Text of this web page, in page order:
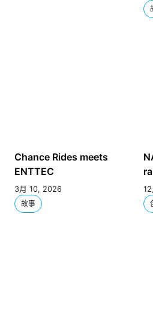
Chance Rides meets
ENTTEC
3月 10, 2026
故事